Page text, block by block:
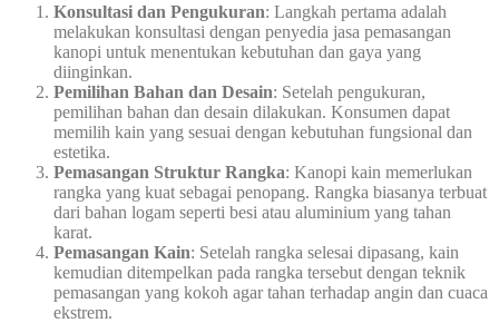
Konsultasi dan Pengukuran: Langkah pertama adalah
melakukan konsultasi dengan penyedia jasa pemasangan
kanopi untuk menentukan kebutuhan dan gaya yang
diinginkan.
Pemilihan Bahan dan Desain: Setelah pengukuran,
pemilihan bahan dan desain dilakukan. Konsumen dapat
memilih kain yang sesuai dengan kebutuhan fungsional dan
estetika.
Pemasangan Struktur Rangka: Kanopi kain memerlukan
rangka yang kuat sebagai penopang. Rangka biasanya terbuat
dari bahan logam seperti besi atau aluminium yang tahan
karat.
Pemasangan Kain: Setelah rangka selesai dipasang, kain
kemudian ditempelkan pada rangka tersebut dengan teknik
pemasangan yang kokoh agar tahan terhadap angin dan cuaca
ekstrem.